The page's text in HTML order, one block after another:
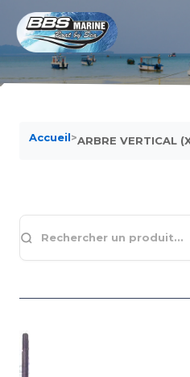
Accueil>ARBRE VERTICAL